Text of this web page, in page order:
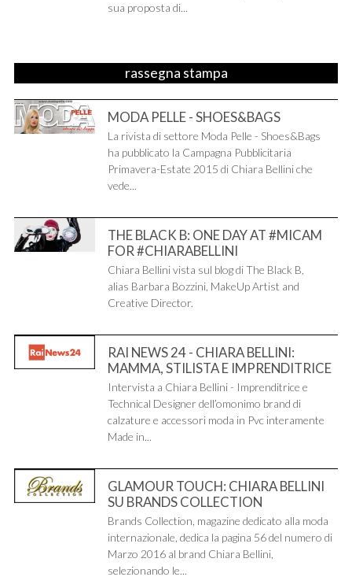
sua proposta di...
rassegna stampa
MODA PELLE - SHOES&BAGS
La rivista di settore Moda Pelle - Shoes&Bags
ha pubblicato la Campagna Pubblicitaria
Primavera-Estate 2015 di Chiara Bellini che
vede...
THE BLACK B: ONE DAY AT #MICAM
FOR #CHIARABELLINI
Chiara Bellini vista sul blog di The Black B,
alias Barbara Bozzini, MakeUp Artist and
Creative Director.
RAI NEWS 24 - CHIARA BELLINI:
MAMMA, STILISTA E IMPRENDITRICE
Intervista a Chiara Bellini - Imprenditrice e
Technical Designer dell’omonimo brand di
calzature e accessori moda in Pvc interamente
Made in...
GLAMOUR TOUCH: CHIARA BELLINI
SU BRANDS COLLECTION
Brands Collection, magazine dedicato alla moda
internazionale, dedica la pagina 56 del numero di
Marzo 2016 al brand Chiara Bellini,
selezionando le...